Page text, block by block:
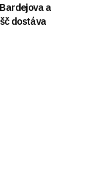
a
dostáva